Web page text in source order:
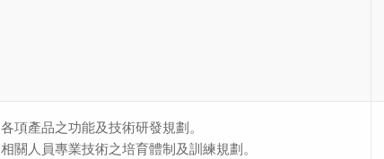
各項產品之功能及技術研發規劃。
相關人員專業技術之培育體制及訓練規劃。